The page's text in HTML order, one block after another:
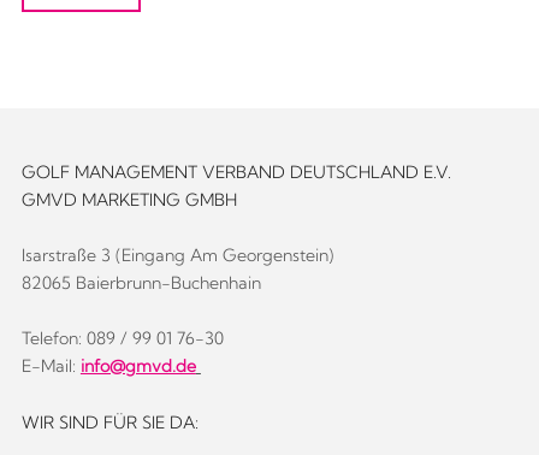
GOLF MANAGEMENT VERBAND DEUTSCHLAND E.V.
GMVD MARKETING GMBH
Isarstraße 3 (Eingang Am Georgenstein)
82065 Baierbrunn-Buchenhain
Telefon: 089 / 99 01 76-30
E-Mail: info@gmvd.de
WIR SIND FÜR SIE DA: